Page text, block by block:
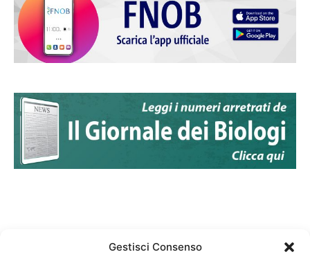
Gestisci Consenso